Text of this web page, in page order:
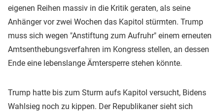
eigenen Reihen massiv in die Kritik geraten, als seine
Anhänger vor zwei Wochen das Kapitol stürmten. Trump
muss sich wegen "Anstiftung zum Aufruhr" einem erneuten
Amtsenthebungsverfahren im Kongress stellen, an dessen
Ende eine lebenslange Ämtersperre stehen könnte.
Trump hatte bis zum Sturm aufs Kapitol versucht, Bidens
Wahlsieg noch zu kippen. Der Republikaner sieht sich